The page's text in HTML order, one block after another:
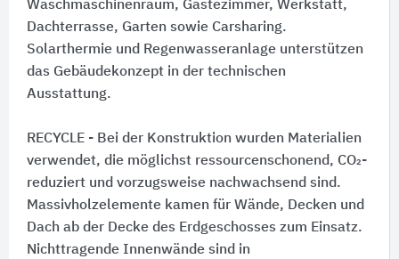
Waschmaschinenraum, Gästezimmer, Werkstatt,
Dachterrasse, Garten sowie Carsharing.
Solarthermie und Regenwasseranlage unterstützen
das Gebäudekonzept in der technischen
Ausstattung.
RECYCLE - Bei der Konstruktion wurden Materialien
verwendet, die möglichst ressourcenschonend, CO₂-
reduziert und vorzugsweise nachwachsend sind.
Massivholzelemente kamen für Wände, Decken und
Dach ab der Decke des Erdgeschosses zum Einsatz.
Nichttragende Innenwände sind in